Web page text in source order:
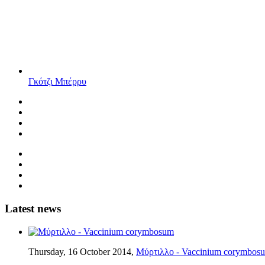
Γκότζι Μπέρρυ
Latest news
Thursday, 16 October 2014, Μύρτιλλο - Vaccinium